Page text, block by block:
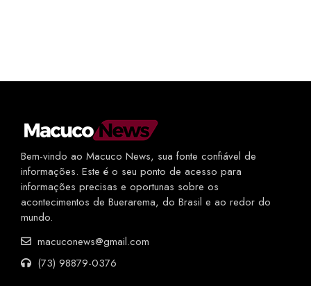
Bem-vindo ao Macuco News, sua fonte confiável de
informações. Este é o seu ponto de acesso para
informações precisas e oportunas sobre os
acontecimentos de Buerarema, do Brasil e ao redor do
mundo.
macuconews@gmail.com
(73) 98879-0376